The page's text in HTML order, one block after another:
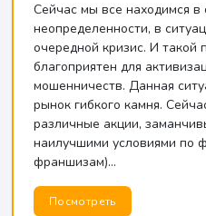
Сейчас мы все находимся в
неопределенности, в
очередной кризис. И такой
благоприятен для
мошенничеств. Данная
рынок гибкого камня.
различные акции,
наилучшими условиями по
франшизам)...
Посмотреть